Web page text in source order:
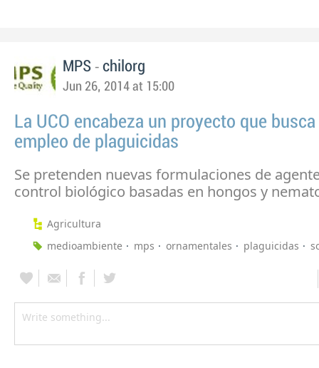
MPS - chilorg
Jun 26, 2014 at 15:00
La UCO encabeza un proyecto que
empleo de plaguicidas
Se pretenden nuevas formulaciones de
control biológico basadas en hongos y
Agricultura
medioambiente
mps ornamentales plaguicidas